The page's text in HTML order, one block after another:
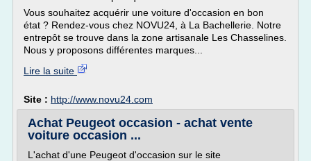
Vous souhaitez acquérir une voiture d'occasion en bon
état ? Rendez-vous chez NOVU24, à La Bachellerie. Notre
entrepôt se trouve dans la zone artisanale Les Chasselines.
Nous y proposons différentes marques...
Lire la suite
Site : http://www.novu24.com
Achat Peugeot occasion - achat vente
voiture occasion ...
L'achat d'une Peugeot d'occasion sur le site